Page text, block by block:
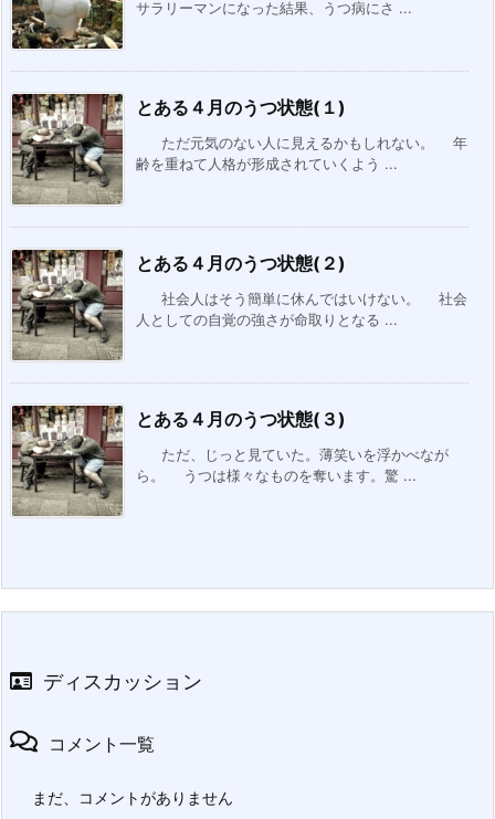
サラリーマンになった結果、うつ病にさ ...
とある４月のうつ状態(１)
ただ元気のない人に見えるかもしれない。 年
齢を重ねて人格が形成されていくよう ...
とある４月のうつ状態(２)
社会人はそう簡単に休んではいけない。 社会
人としての自覚の強さが命取りとなる ...
とある４月のうつ状態(３)
ただ、じっと見ていた。薄笑いを浮かべなが
ら。 うつは様々なものを奪います。驚 ...
ディスカッション
コメント一覧
まだ、コメントがありません